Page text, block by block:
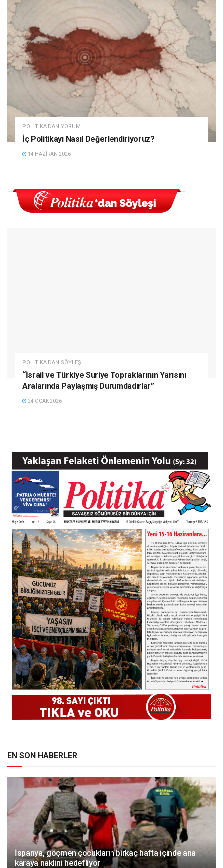
POLITIKA'DAN YORUM
İç Politikayı Nasıl Değerlendiriyoruz?
14 HAZIRAN 2026
POLITIKA'DAN SÖYLEŞI
“İsrail ve Türkiye Suriye Topraklarının Yarısını
Aralarında Paylaşmış Durumdadırlar”
24 OCAK 2026
EN SON HABERLER
İspanya, göçmen çocukların birkaç hafta içinde ana
karaya naklini hedefliyor